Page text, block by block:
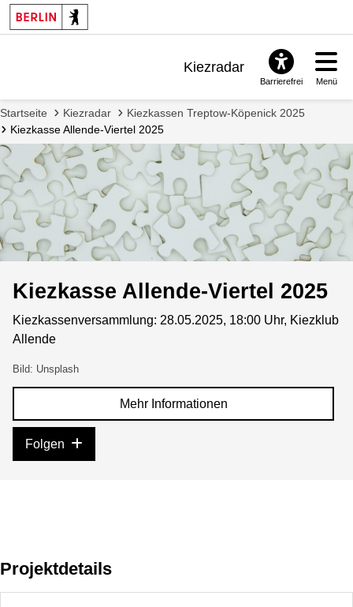
Kiezradar
FAQ & Support
Barrierefrei Menü
Startseite Kiezradar
Kiezkassen Treptow-Köpenick 2025
Kiezkasse Allende-Viertel 2025
Kiezkasse Allende-Viertel 2025
Kiezkassenversammlung: 28.05.2025, 18:00 Uhr, Kiezklub
Allende
Bild: Unsplash
Mehr Informationen
Folgen
Projektdetails